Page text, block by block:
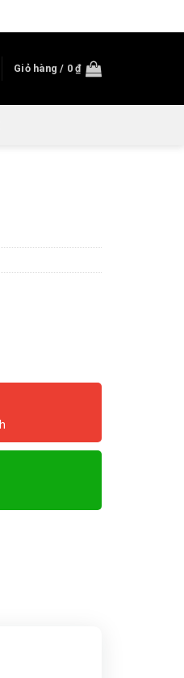
Giỏ hàng / 0₫